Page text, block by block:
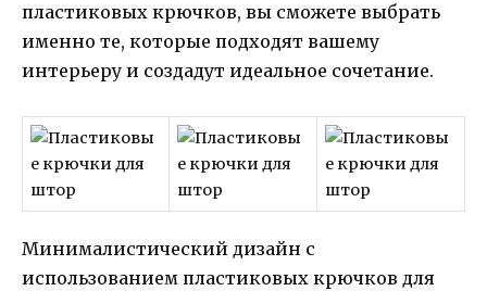
пластиковых крючков, вы сможете выбрать
именно те, которые подходят вашему
интерьеру и создадут идеальное сочетание.
Минималистический дизайн с
использованием пластиковых крючков для